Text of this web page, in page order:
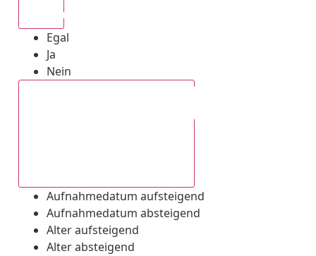
Egal
Ja
Nein
Aufnahmedatum aufsteigend
Aufnahmedatum absteigend
Alter aufsteigend
Alter absteigend